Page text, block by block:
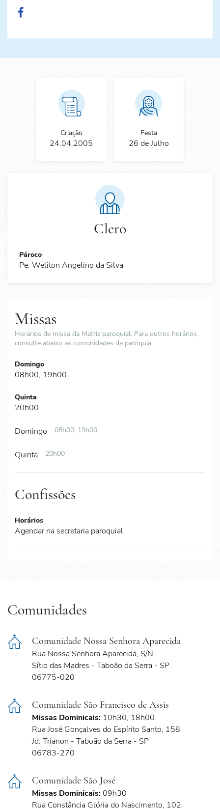
Criação
24.04.2005
Festa
26 de Julho
Clero
Pároco
Pe. Weliton Angelino da Silva
Missas
Horários de missa da Matriz paroquial. Para outros horários,
consulte abaixo as comunidades da paróquia.
Domingo
08h00, 19h00
Quinta
20h00
Domingo 08h00, 19h00
Quinta 20h00
Confissões
Horários
Agendar na secretaria paroquial
Comunidades
Comunidade Nossa Senhora Aparecida
Rua Nossa Senhora Aparecida, S/N
Sítio das Madres - Taboão da Serra - SP
06775-020
Comunidade São Francisco de Assis
Missas Dominicais: 10h30, 18h00
Rua José Gonçalves do Espírito Santo, 158
Jd. Trianon - Taboão da Serra - SP
06783-270
Comunidade São José
Missas Dominicais: 09h30
Rua Constância Glória do Nascimento, 102